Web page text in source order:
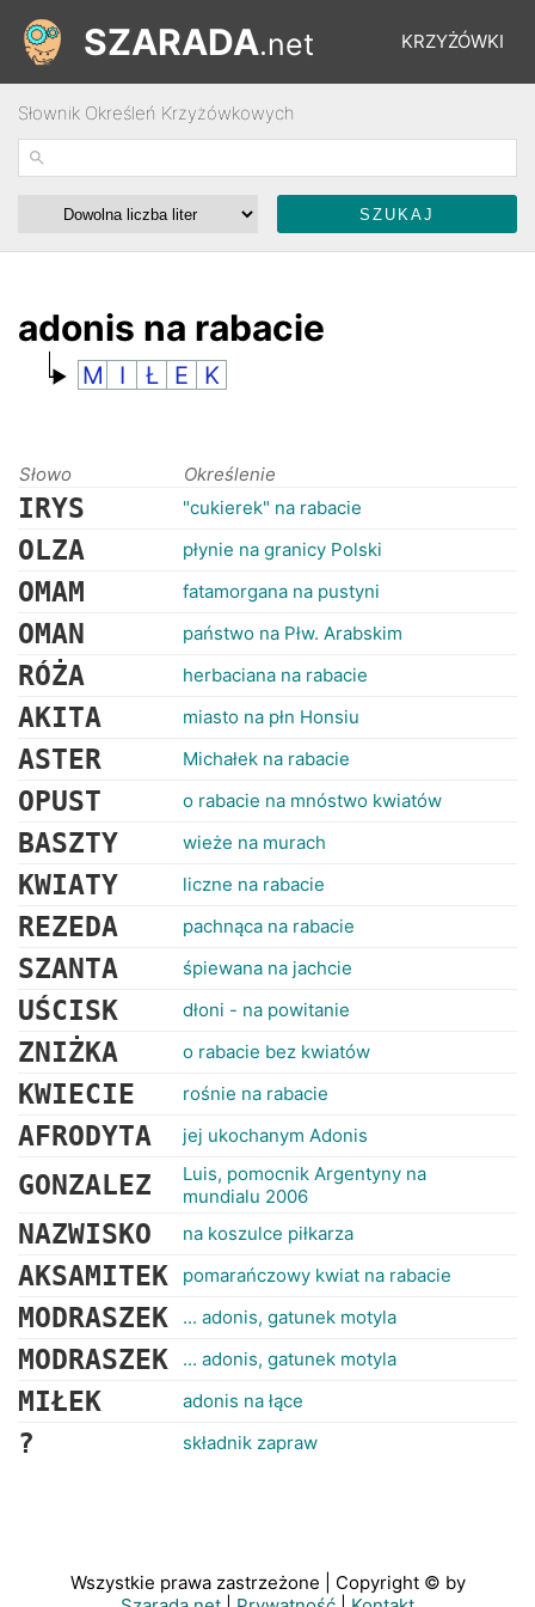
KRZYŻÓWKI
ŁAMIGŁÓWKI
SZARADA.net
Słownik Określeń Krzyżówkowych
adonis na rabacie
M I Ł E K
Słowo Określenie
IRYS "cukierek" na rabacie
OLZA płynie na granicy Polski
OMAM fatamorgana na pustyni
OMAN państwo na Płw. Arabskim
RÓŻA herbaciana na rabacie
AKITA miasto na płn Honsiu
ASTER Michałek na rabacie
OPUST o rabacie na mnóstwo kwiatów
BASZTY wieże na murach
KWIATY liczne na rabacie
REZEDA pachnąca na rabacie
SZANTA śpiewana na jachcie
UŚCISK dłoni - na powitanie
ZNIŻKA o rabacie bez kwiatów
KWIECIE rośnie na rabacie
AFRODYTA jej ukochanym Adonis
GONZALEZ
Luis, pomocnik Argentyny na
mundialu 2006
NAZWISKO na koszulce piłkarza
AKSAMITEK pomarańczowy kwiat na rabacie
MODRASZEK ... adonis, gatunek motyla
MODRASZEK ... adonis, gatunek motyla
MIŁEK adonis na łące
? składnik zapraw
Wszystkie prawa zastrzeżone | Copyright © by